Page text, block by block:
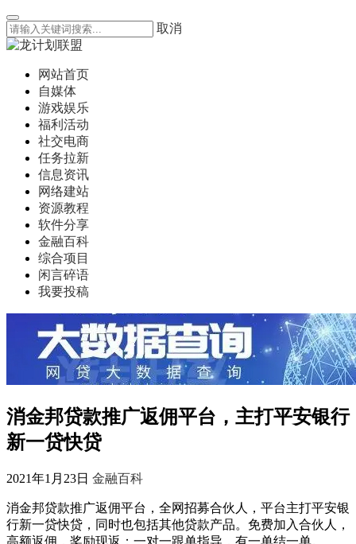
取消
网站首页
自媒体
游戏娱乐
福利活动
社交电商
任务拉新
信息资讯
网络建站
资源教程
软件分享
金融百科
综合项目
闲言碎语
我要投稿
消金邦贷款推广返佣平台，主打平安银行
新一贷快贷
2021年1月23日 金融百科
消金邦贷款推广返佣平台，全网招募合伙人，平台主打平安银
行新一贷快贷，‬同时也包括其他贷款产品。免费加入合伙人，
高额返佣，奖励现返；一对一跟单指导，有一单结一单。